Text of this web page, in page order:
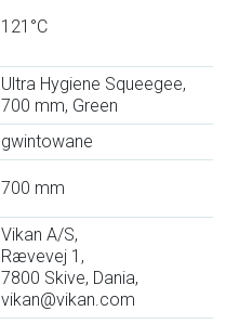
121°C
Ultra Hygiene Squeegee,
700 mm, Green
gwintowane
700 mm
Vikan A/S,
Rævevej 1,
7800 Skive, Dania,
vikan@vikan.com